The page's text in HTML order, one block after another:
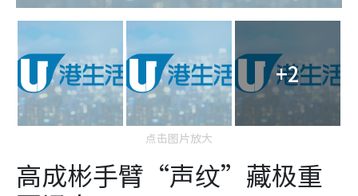
+2
点击图片放大
高成彬手臂“声纹”藏极重